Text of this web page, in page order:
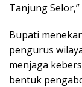
Tanjung
Bupati
pengurus
menjaga
bentuk